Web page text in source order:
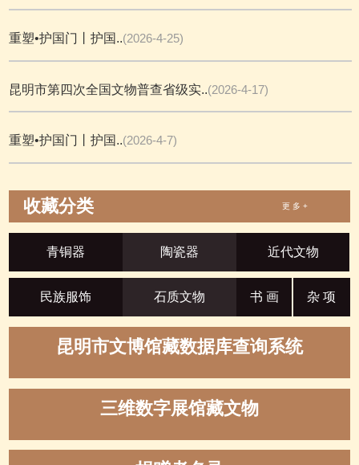
重塑•护国门丨护国..(2026-4-25)
昆明市第四次全国文物普查省级实..(2026-4-17)
重塑•护国门丨护国..(2026-4-7)
收藏分类 更 多 +
青铜器 陶瓷器 近代文物
民族服饰 石质文物 书 画 杂 项
昆明市文博馆藏数据库查询系统
三维数字展馆藏文物